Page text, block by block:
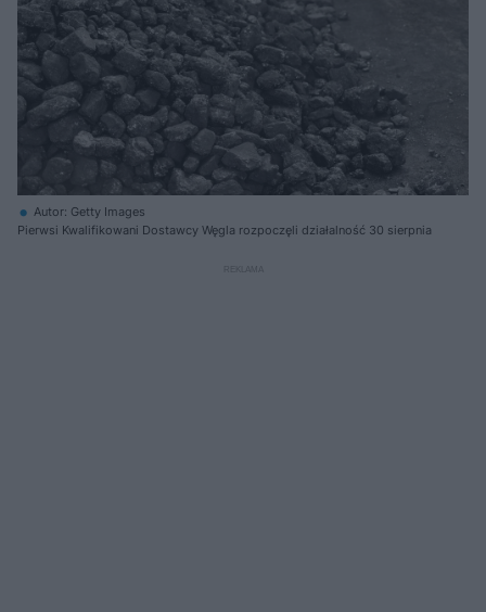
Autor: Getty Images
Pierwsi Kwalifikowani Dostawcy Węgla rozpoczęli działalność 30 sierpnia